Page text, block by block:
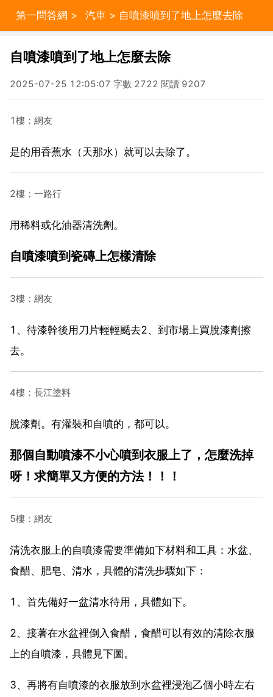
第一問答網 > 汽車 > 自噴漆噴到了地上怎麼去除
自噴漆噴到了地上怎麼去除
2025-07-25 12:05:07 字數 2722 閱讀 9207
1樓：網友
是的用香蕉水（天那水）就可以去除了。
2樓：一路行
用稀料或化油器清洗劑。
自噴漆噴到瓷磚上怎樣清除
3樓：網友
1、待漆幹後用刀片輕輕颳去2、到市場上買脫漆劑擦
去。
4樓：長江塗料
脫漆劑。有灌裝和自噴的，都可以。
那個自動噴漆不小心噴到衣服上了，怎麼洗掉
呀！求簡單又方便的方法！！！
5樓：網友
清洗衣服上的自噴漆需要準備如下材料和工具：水盆、
食醋、肥皂、清水，具體的清洗步驟如下：
1、首先備好一盆清水待用，具體如下。
2、接著在水盆裡倒入食醋，食醋可以有效的清除衣服
上的自噴漆，具體見下圖。
3、再將有自噴漆的衣服放到水盆裡浸泡乙個小時左右